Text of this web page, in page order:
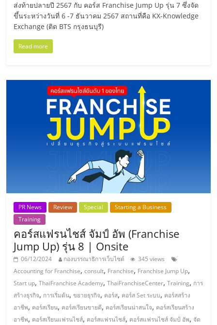
ส่งท้ายปลายปี 2567 กับ คอร์ส Franchise Jump Up รุ่น 7 ซึ่งจัด
ขึ้นระหว่างวันที่ 6 -7 ธันวาคม 2567 สถานที่คือ KX-Knowledge
Exchange (ติด BTS กรุงธนบุรี)
Read more
PR News Review Special
Starting a Business
Training
คอร์สแฟรนไชส์ จัมป์ อัพ (Franchise
Jump Up) รุ่น 8 | Onsite
06/12/2024 กองบรรณาธิการเว็บไซต์
345 views
Accounting for Franchise,consult, Franchise, Franchise Jump Up,
Start up,ThaiFranchise Academy,ThaiFranchiseCenter,Training, การ
สร้างธุรกิจ, การเริ่มต้น,ขยายธุรกิจ, คอร์ส, คอร์ส Set ระบบ, คอร์สสร้าง
อาชีพ, คอร์สเรียน, คอร์สเรียนขายดี, คอร์สเรียนน่าสนใจ, คอร์สเรียนสร้าง
อาชีพ, คอร์สเรียนแฟรนไชส์, คอร์สแฟรนไชส์, คอร์สแฟรนไชส์ จัมป์ อัพ, จัด